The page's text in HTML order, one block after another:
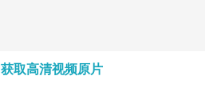
取高清视频原片